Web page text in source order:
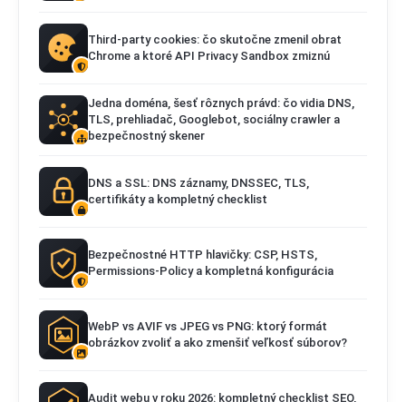
Third-party cookies: čo skutočne zmenil obrat
Chrome a ktoré API Privacy Sandbox zmiznú
Jedna doména, šesť rôznych právd: čo vidia DNS,
TLS, prehliadač, Googlebot, sociálny crawler a
bezpečnostný skener
DNS a SSL: DNS záznamy, DNSSEC, TLS,
certifikáty a kompletný checklist
Bezpečnostné HTTP hlavičky: CSP, HSTS,
Permissions-Policy a kompletná konfigurácia
WebP vs AVIF vs JPEG vs PNG: ktorý formát
obrázkov zvoliť a ako zmenšiť veľkosť súborov?
Audit webu v roku 2026: kompletný checklist SEO,